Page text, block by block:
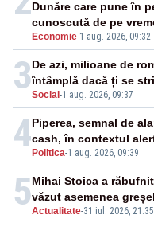
Economie-1 aug. 2026, 09:32
Dunăre care pune în
cunoscută de pe
3Social -1 aug. 2026, 09:37
De azi, milioane de
întâmplă dacă ți se
4 Politica-1 aug. 2026, 09:39
Piperea, semnal de
cash, în contextul
5Actualitate-31 iul. 2026, 21:35
Mihai Stoica a
văzut asemenea